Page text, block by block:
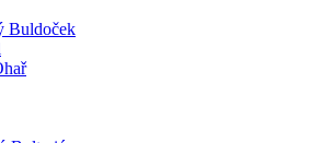
Buldoček